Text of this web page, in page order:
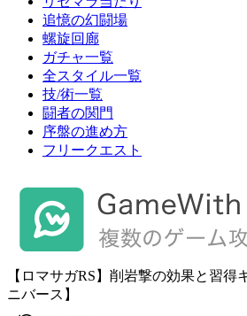
追憶の幻闘場
螺旋回廊
ガチャ一覧
全スタイル一覧
技/術一覧
闘者の関門
序盤の進め方
フリークエスト
【ロマサガRS】削岩撃の効果と習得
ニバース】